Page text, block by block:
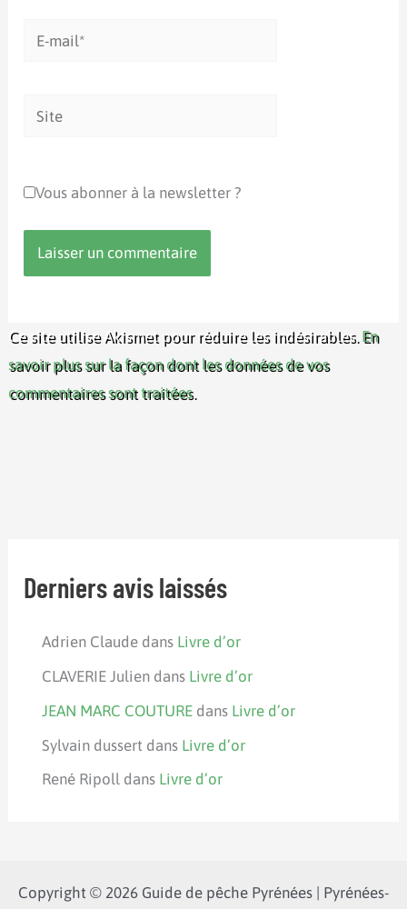
Site
Vous abonner à la newsletter ?
Ce site utilise Akismet pour réduire les indésirables. En
savoir plus sur la façon dont les données de vos
commentaires sont traitées.
Derniers avis laissés
Adrien Claude dans Livre d’or
CLAVERIE Julien dans Livre d’or
JEAN MARC COUTURE dans Livre d’or
Sylvain dussert dans Livre d’or
René Ripoll dans Livre d’or
Copyright © 2026 Guide de pêche Pyrénées | Pyrénées-